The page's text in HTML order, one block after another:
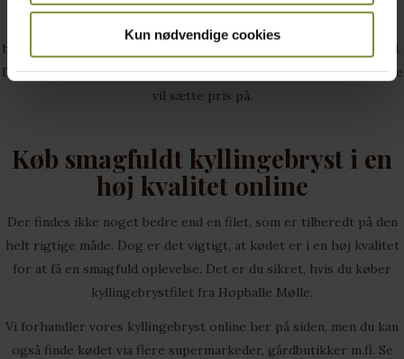
Kun nødvendige cookies
Samtidigt vil både din lugtesans og synssans blive stimuleret på
bedste vis, da vores kyllingekød både dufter skønt og ser godt ud.
Du kan altså lave et måltid til dig selv eller til dine gæster, som alle
vil sætte pris på.
Køb smagfuldt kyllingebryst i en
høj kvalitet online
Der findes ikke noget bedre end en filet, som er tilberedt på den
helt rigtige måde. Dog er det vigtigt, at kødet er i en høj kvalitet
for at få en smagfuld oplevelse. Det er du sikret, hvis du køber
kyllingebrystfilet fra Hopballe Mølle.
Vi forhandler vores kyllingebryst online her på siden, men du kan
også finde kødet via flere supermarkeder, gårdbutikker m.fl. Se